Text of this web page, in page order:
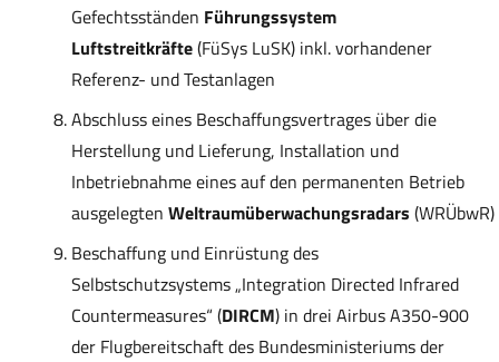
Gefechtsständen Führungssystem
Luftstreitkräfte(FüSys LuSK) inkl. vorhandener
Referenz- und Testanlagen
Abschluss eines Beschaffungsvertrages über die
Herstellung und Lieferung, Installation und
Inbetriebnahme eines auf den permanenten Betrieb
ausgelegten Weltraumüberwachungsradars (WRÜbwR)
Beschaffung und Einrüstung des
Selbstschutzsystems „Integration Directed Infrared
Countermeasures“ (DIRCM) in drei Airbus A350-900
der Flugbereitschaft des Bundesministeriums der